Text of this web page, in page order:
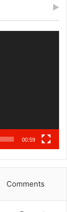
00:59
Comments